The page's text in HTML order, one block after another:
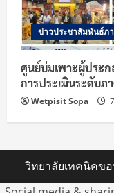
ข่าวประชาสัมพันธ์ภ
ศูนย์บ่มเพาะผู้ประ
การประเมินระดับภ
Wetpisit Sopa
วิทยาลัยเทคนิคข